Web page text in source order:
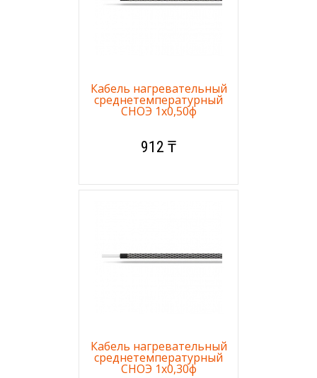
Кабель нагревательный
среднетемпературный
СНОЭ 1х0,50ф
912 ₸
Кабель нагревательный
среднетемпературный
СНОЭ 1х0,30ф